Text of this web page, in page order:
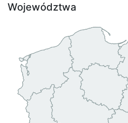
Województwa